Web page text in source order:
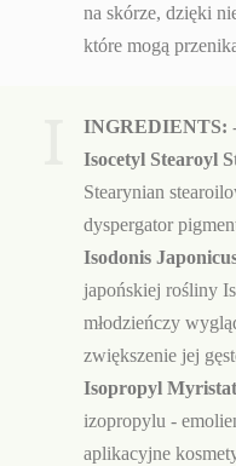
na skórze, dzięki
które mogą
INGREDIENTS:
Isocetyl Stearoyl
Stearynian
dyspergator
Isodonis
japońskiej rośliny
młodzieńczy
zwiększenie jej
Isopropyl
izopropylu -
aplikacyjne